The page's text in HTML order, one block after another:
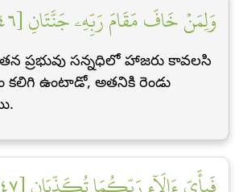
وَلِمَنۡ خَافَ مَقَامَ رَبِّهِۦ جَنَّتَانِ [٤٦]
ప్రభువు సన్నధిలో హాజరు కావలసి
కలిగి ఉంటాడో, అతనికి రెండు